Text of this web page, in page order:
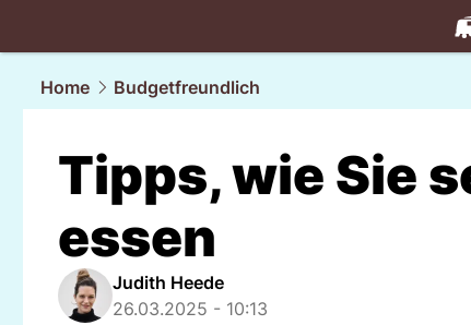
travel.
Home
Budgetfreundlich
Tipps, wie Sie
essen
Judith Heede
26.03.2025 - 10:13